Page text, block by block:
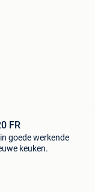
FR
goede werkende
keuken.